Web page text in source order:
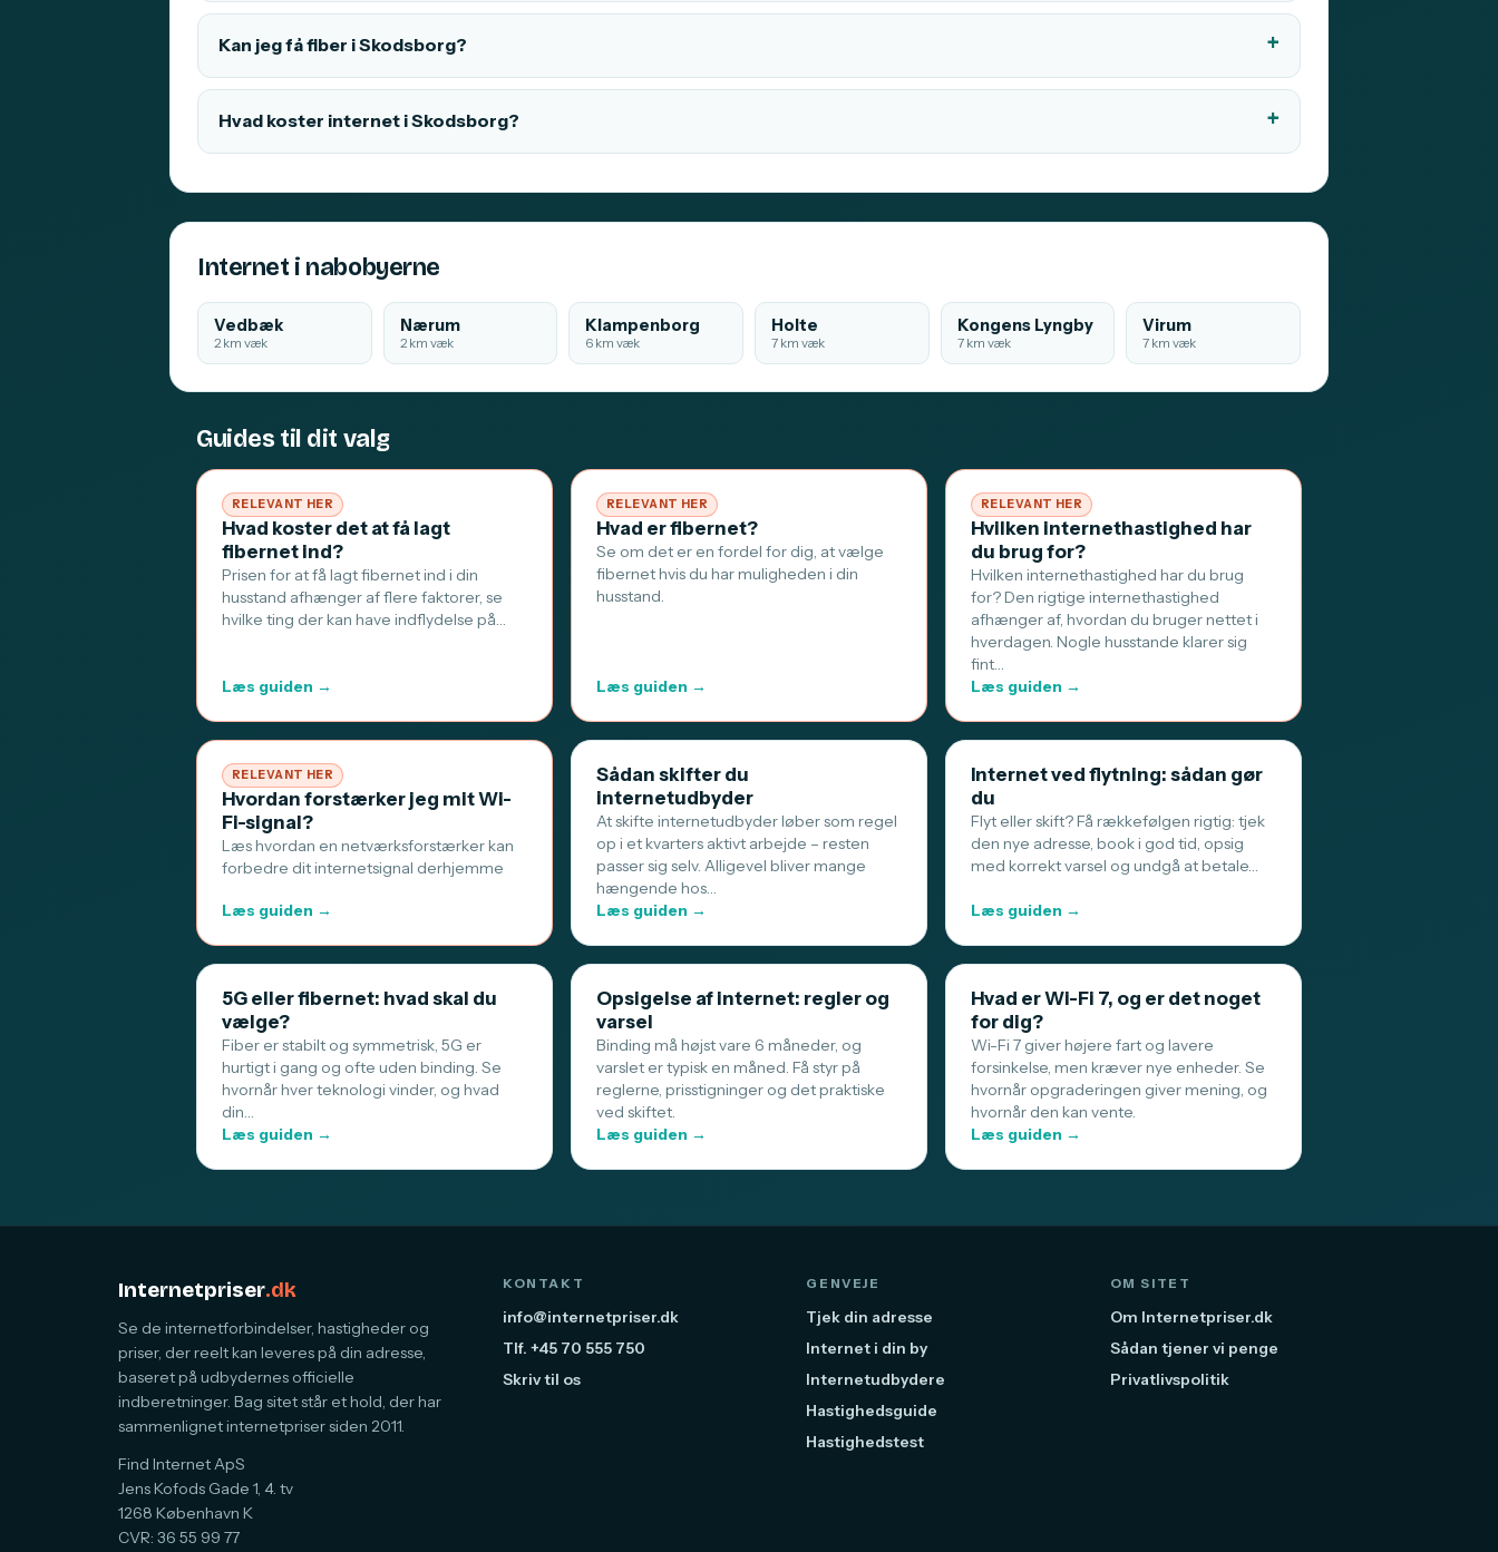
Kan jeg få fiber i Skodsborg?
Hvad koster internet i Skodsborg?
Internet i nabobyerne
Vedbæk
2 km væk
Nærum
2 km væk
Klampenborg
6 km væk
Holte
7 km væk
Kongens Lyngby
7 km væk
Virum
7 km væk
Guides til dit valg
RELEVANT HER
Hvad koster det at få lagt
fibernet ind?
Prisen for at få lagt fibernet ind i din
husstand afhænger af flere faktorer, se
hvilke ting der kan have indflydelse på…
Læs guiden →
RELEVANT HER
Hvad er fibernet?
Se om det er en fordel for dig, at vælge
fibernet hvis du har muligheden i din
husstand.
Læs guiden →
RELEVANT HER
Hvilken internethastighed har
du brug for?
Hvilken internethastighed har du brug
for? Den rigtige internethastighed
afhænger af, hvordan du bruger nettet i
hverdagen. Nogle husstande klarer sig
fint…
Læs guiden →
RELEVANT HER
Hvordan forstærker jeg mit Wi-
Fi-signal?
Læs hvordan en netværksforstærker kan
forbedre dit internetsignal derhjemme
Læs guiden →
Sådan skifter du
internetudbyder
At skifte internetudbyder løber som regel
op i et kvarters aktivt arbejde – resten
passer sig selv. Alligevel bliver mange
hængende hos…
Læs guiden →
Internet ved flytning: sådan gør
du
Flyt eller skift? Få rækkefølgen rigtig: tjek
den nye adresse, book i god tid, opsig
med korrekt varsel og undgå at betale…
Læs guiden →
5G eller fibernet: hvad skal du
vælge?
Fiber er stabilt og symmetrisk, 5G er
hurtigt i gang og ofte uden binding. Se
hvornår hver teknologi vinder, og hvad
din…
Læs guiden →
Opsigelse af internet: regler og
varsel
Binding må højst vare 6 måneder, og
varslet er typisk en måned. Få styr på
reglerne, prisstigninger og det praktiske
ved skiftet.
Læs guiden →
Hvad er Wi-Fi 7, og er det noget
for dig?
Wi-Fi 7 giver højere fart og lavere
forsinkelse, men kræver nye enheder. Se
hvornår opgraderingen giver mening, og
hvornår den kan vente.
Læs guiden →
Internetpriser.dk
Se de internetforbindelser, hastigheder og
priser, der reelt kan leveres på din adresse,
baseret på udbydernes officielle
indberetninger. Bag sitet står et hold, der har
sammenlignet internetpriser siden 2011.
Find Internet ApS
Jens Kofods Gade 1, 4. tv
1268 København K
CVR: 36 55 99 77
KONTAKT
info@internetpriser.dk
Tlf. +45 70 555 750
Skriv til os
GENVEJE
Tjek din adresse
Internet i din by
Internetudbydere
Hastighedsguide
Hastighedstest
OM SITET
Om Internetpriser.dk
Sådan tjener vi penge
Privatlivspolitik